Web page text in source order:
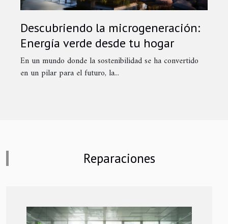
Descubriendo la microgeneración:
Energía verde desde tu hogar
En un mundo donde la sostenibilidad se ha convertido
en un pilar para el futuro, la...
Reparaciones